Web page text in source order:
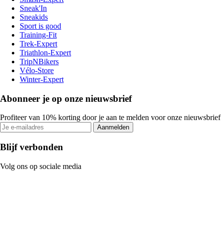
Sneak'In
Sneakids
Sport is good
Training-Fit
Trek-Expert
Triathlon-Expert
TripNBikers
Vélo-Store
Winter-Expert
Abonneer je op onze nieuwsbrief
Profiteer van 10% korting door je aan te melden voor onze nieuwsbrief
Aanmelden
Blijf verbonden
Volg ons op sociale media